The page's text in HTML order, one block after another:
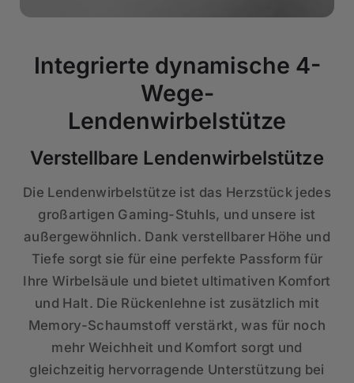
Integrierte dynamische 4-
Wege-
Lendenwirbelstütze
Verstellbare Lendenwirbelstütze
Die Lendenwirbelstütze ist das Herzstück jedes
großartigen Gaming-Stuhls, und unsere ist
außergewöhnlich. Dank verstellbarer Höhe und
Tiefe sorgt sie für eine perfekte Passform für
Ihre Wirbelsäule und bietet ultimativen Komfort
und Halt. Die Rückenlehne ist zusätzlich mit
Memory-Schaumstoff verstärkt, was für noch
mehr Weichheit und Komfort sorgt und
gleichzeitig hervorragende Unterstützung bei